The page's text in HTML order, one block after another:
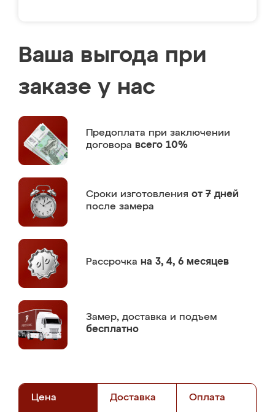
Ваша выгода при
заказе у нас
Предоплата при заключении
договора всего 10%
Сроки изготовления от 7 дней
после замера
Рассрочка на 3, 4, 6 месяцев
Замер, доставка и подъем
бесплатно
Цена Доставка Оплата